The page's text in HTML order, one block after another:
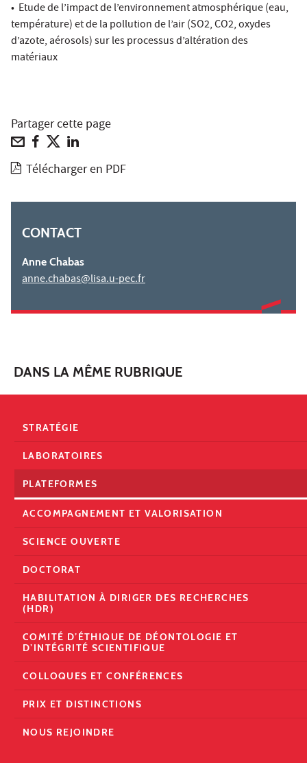
• Etude de l’impact de l’environnement atmosphérique (eau,
température) et de la pollution de l’air (SO2, CO2, oxydes
d’azote, aérosols) sur les processus d’altération des
matériaux
Partager cette page
Télécharger en PDF
CONTACT
Anne Chabas
anne.chabas@lisa.u-pec.fr
DANS LA MÊME RUBRIQUE
STRATÉGIE
LABORATOIRES
PLATEFORMES
ACCOMPAGNEMENT ET VALORISATION
SCIENCE OUVERTE
DOCTORAT
HABILITATION À DIRIGER DES RECHERCHES
(HDR)
COMITÉ D’ÉTHIQUE DE DÉONTOLOGIE ET
D’INTÉGRITÉ SCIENTIFIQUE
COLLOQUES ET CONFÉRENCES
PRIX ET DISTINCTIONS
NOUS REJOINDRE